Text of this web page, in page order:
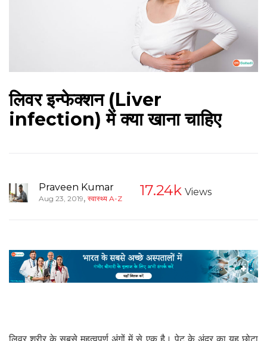
लिवर इन्फेक्शन (Liver
infection) में क्या खाना चाहिए
Praveen Kumar
Aug 23, 2019, स्वास्थ्य A-Z 17.24k Views